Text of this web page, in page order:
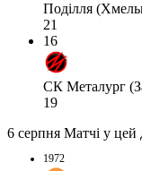
Поділля
21
16
СК Металург
19
6 серпня Матчі у цей
1972